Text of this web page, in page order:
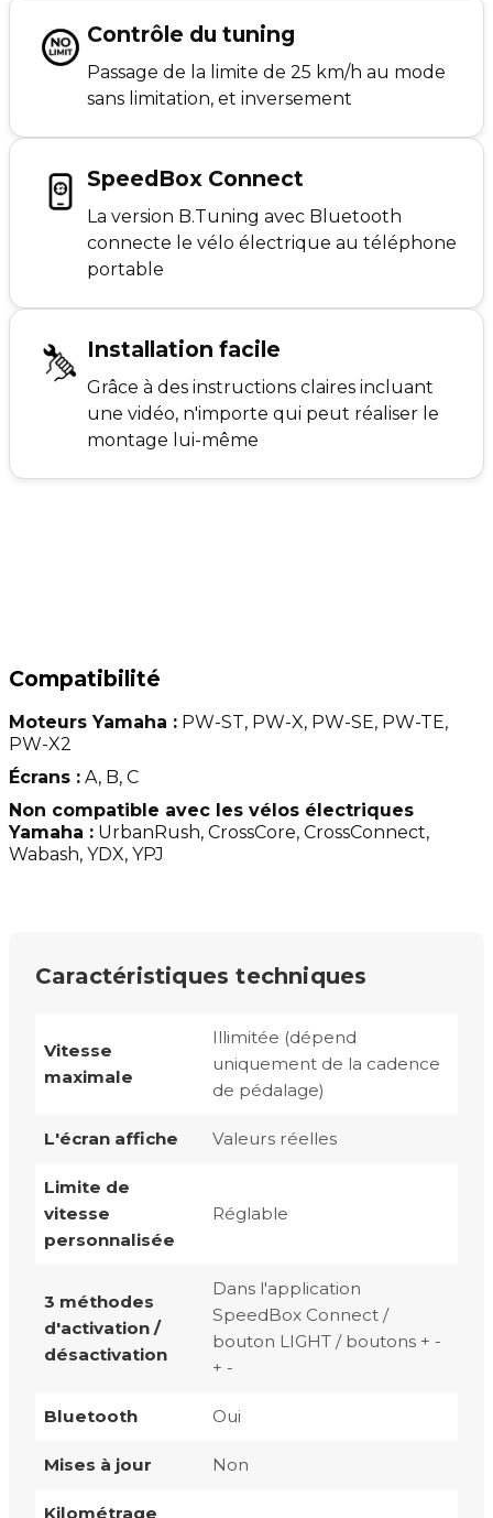
Contrôle du tuning
Passage de la limite de 25 km/h au mode
sans limitation, et inversement
SpeedBox Connect
La version B.Tuning avec Bluetooth
connecte le vélo électrique au téléphone
portable
Installation facile
Grâce à des instructions claires incluant
une vidéo, n'importe qui peut réaliser le
montage lui-même
Compatibilité
Moteurs Yamaha : PW-ST, PW-X, PW-SE, PW-TE,
PW-X2
Écrans : A, B, C
Non compatible avec les vélos électriques
Yamaha : UrbanRush, CrossCore, CrossConnect,
Wabash, YDX, YPJ
Caractéristiques techniques
Vitesse
maximale
Illimitée (dépend
uniquement de la cadence
de pédalage)
L'écran affiche Valeurs réelles
Limite de
vitesse
personnalisée
Réglable
3 méthodes
d'activation /
désactivation
Dans l'application
SpeedBox Connect /
bouton LIGHT / boutons + -
+ -
Bluetooth Oui
Mises à jour Non
Kilométrage